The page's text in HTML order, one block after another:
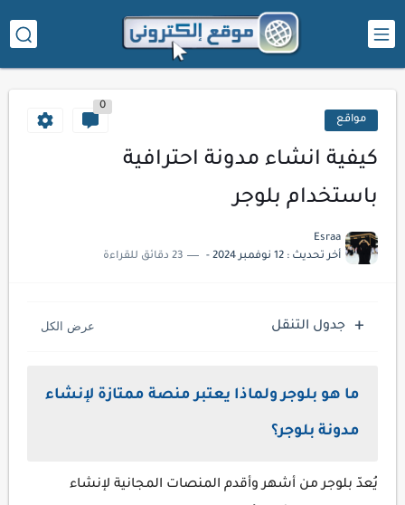
مواقع
0
كيفية انشاء مدونة احترافية
باستخدام بلوجر
Esraa
أخر تحديث : 12 نوفمبر 2024 - 23 دقائق للقراءة
جدول التنقل
ما هو بلوجر ولماذا يعتبر منصة ممتازة لإنشاء
مدونة بلوجر؟
يُعدّ بلوجر من أشهر وأقدم المنصات المجانية لإنشاء